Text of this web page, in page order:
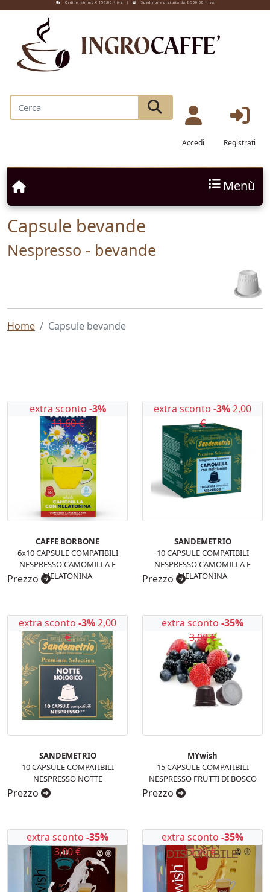
Ordine minimo € 150,00 + iva | Spedizione gratuita da € 500,00 + iva
Accedi Registrati
Menù
Capsule bevande
Nespresso - bevande
Home Capsule bevande
extra sconto -3%
11,60 €
CAFFE BORBONE
6x10 CAPSULE COMPATIBILI
NESPRESSO CAMOMILLA E
MELATONINA
Prezzo
extra sconto -3%2,00
€
SANDEMETRIO
10 CAPSULE COMPATIBILI
NESPRESSO CAMOMILLA E
MELATONINA
Prezzo
extra sconto -3%2,00
€
SANDEMETRIO
10 CAPSULE COMPATIBILI
NESPRESSO NOTTE
Prezzo
extra sconto -35%
3,00 €
MYwish
15 CAPSULE COMPATIBILI
NESPRESSO FRUTTI DI BOSCO
Prezzo
extra sconto -35%
3,00 €
Non
disponibile
extra sconto -35%
3,20 €